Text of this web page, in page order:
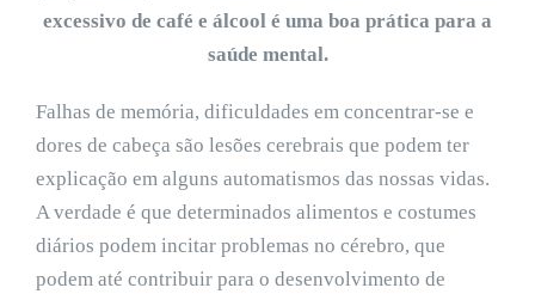
excessivo de café e álcool é uma boa prática para a
saúde mental.
Falhas de memória, dificuldades em concentrar-se e
dores de cabeça são lesões cerebrais que podem ter
explicação em alguns automatismos das nossas vidas.
A verdade é que determinados alimentos e costumes
diários podem incitar problemas no cérebro, que
podem até contribuir para o desenvolvimento de